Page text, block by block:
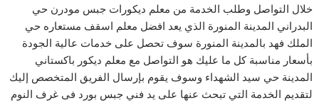
خلال التواصل وطلب الخدمة من معلم ديكورات جبس مودرن حي
البدراني المدينة المنورة الذي يعد افضل معلم اسقف مستعاره حي
الملك فهد بالمدينة المنورة سوف تحصل على خدمات عالية الجودة
بأسعار مناسبة كل ما عليك هو التواصل مع معلم ديكور باكستاني
المدينة حي سيد الشهداء وسوف يقوم بإرسال الفريق المتخصص إليك
لتقديم الخدمة التي تبحث عنها على يد فني جبس بورد فى غرف النوم